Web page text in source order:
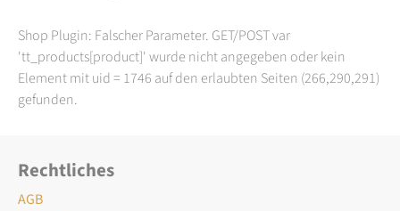
Shop Plugin: Falscher Parameter. GET/POST var
'tt_products[product]' wurde nicht angegeben oder kein
Element mit uid = 1746 auf den erlaubten Seiten (266,290,291)
gefunden.
Rechtliches
AGB